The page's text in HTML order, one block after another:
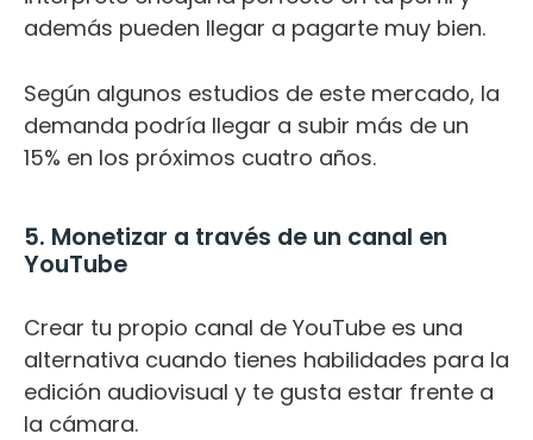
además pueden llegar a pagarte muy bien.
Según algunos estudios de este mercado, la
demanda podría llegar a subir más de un
15% en los próximos cuatro años.
5. Monetizar a través de un canal en
YouTube
Crear tu propio canal de YouTube es una
alternativa cuando tienes habilidades para la
edición audiovisual y te gusta estar frente a
la cámara.